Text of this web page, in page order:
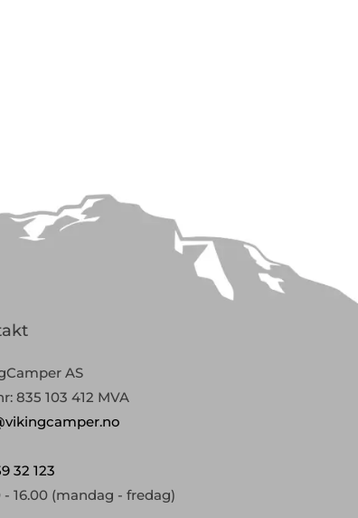
AS
835 103 412 MVA
32 123
16.00 (mandag - fredag)